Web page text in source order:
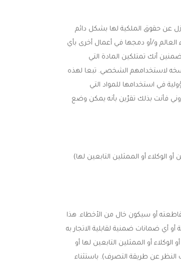
عن حقوق الملكية لها بشكل دائم
العالم و/أو دمجها في أعمال أخرى بأي
أنك تمتلكين المادة التي
نسخه لاستخدامهم الشخصي. تبعا لهذه
في استخدامها للمواد التي
فأنت بذلك تقرّين بأنه يمكن وضع
أو الممثلين التابعين لها)
أو سيكون خال من الأخطاء. هذا
ضمانات ضمنية لقابلية الاتجار به
أو الممثلين التابعين لها أو
النظر عن طريقة التصرف). باستثناء